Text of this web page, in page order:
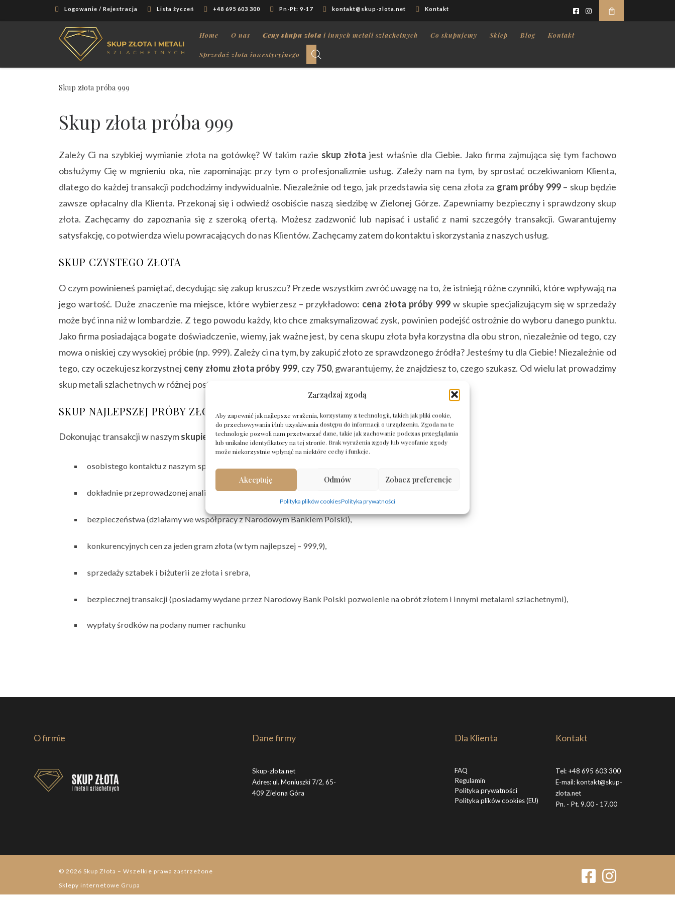
Zarządzaj zgodą
Aby zapewnić jak najlepsze wrażenia, korzystamy z technologii, takich jak pliki cookie,
do przechowywania i/lub uzyskiwania dostępu do informacji o urządzeniu. Zgoda na te
technologie pozwoli nam przetwarzać dane, takie jak zachowanie podczas przeglądania
lub unikalne identyfikatory na tej stronie. Brak wyrażenia zgody lub wycofanie zgody
może niekorzystnie wpłynąć na niektóre cechy i funkcje.
Akceptuję Odmów Zobacz preferencje
Polityka plików cookiesPolityka prywatności
Skip to content
Logowanie / Rejestracja Lista życzeń +48 695 603 300 Pn-Pt: 9-17 kontakt@skup-zlota.net Kontakt
Home O nas Ceny skupu złota i innych metali szlachetnych Co skupujemy Sklep Blog Kontakt
Sprzedaż złota inwestycyjnego
Skup złota próba 999
Skup złota próba 999
Zależy Ci na szybkiej wymianie złota na gotówkę? W takim razie skup złota jest właśnie dla Ciebie. Jako firma zajmująca się tym fachowo
obsłużymy Cię w mgnieniu oka, nie zapominając przy tym o profesjonalizmie usług. Zależy nam na tym, by sprostać oczekiwaniom Klienta,
dlatego do każdej transakcji podchodzimy indywidualnie. Niezależnie od tego, jak przedstawia się cena złota za gram próby 999 – skup będzie
zawsze opłacalny dla Klienta. Przekonaj się i odwiedź osobiście naszą siedzibę w Zielonej Górze. Zapewniamy bezpieczny i sprawdzony skup
złota. Zachęcamy do zapoznania się z szeroką ofertą. Możesz zadzwonić lub napisać i ustalić z nami szczegóły transakcji. Gwarantujemy
satysfakcję, co potwierdza wielu powracających do nas Klientów. Zachęcamy zatem do kontaktu i skorzystania z naszych usług.
SKUP CZYSTEGO ZŁOTA
O czym powinieneś pamiętać, decydując się zakup kruszcu? Przede wszystkim zwróć uwagę na to, że istnieją różne czynniki, które wpływają na
jego wartość. Duże znaczenie ma miejsce, które wybierzesz – przykładowo: cena złota próby 999 w skupie specjalizującym się w sprzedaży
może być inna niż w lombardzie. Z tego powodu każdy, kto chce zmaksymalizować zysk, powinien podejść ostrożnie do wyboru danego punktu.
Jako firma posiadająca bogate doświadczenie, wiemy, jak ważne jest, by cena skupu złota była korzystna dla obu stron, niezależnie od tego, czy
mowa o niskiej czy wysokiej próbie (np. 999). Zależy ci na tym, by zakupić złoto ze sprawdzonego źródła? Jesteśmy tu dla Ciebie! Niezależnie od
tego, czy oczekujesz korzystnej ceny złomu złota próby 999, czy 750, gwarantujemy, że znajdziesz to, czego szukasz. Od wielu lat prowadzimy
skup metali szlachetnych w różnej postaci.
SKUP NAJLEPSZEJ PRÓBY ZŁOTA
Dokonując transakcji w naszymskupie , masz gwarancję:
osobistego kontaktu z naszym specjalistą,
dokładnie przeprowadzonej analizy sztabki,
bezpieczeństwa (działamy we współpracy z Narodowym Bankiem Polski),
konkurencyjnych cen za jeden gram złota (w tym najlepszej – 999,9),
sprzedaży sztabek i biżuterii ze złota i srebra,
bezpiecznej transakcji (posiadamy wydane przez Narodowy Bank Polski pozwolenie na obrót złotem i innymi metalami szlachetnymi),
wypłaty środków na podany numer rachunku
O firmie Dane firmy
Skup-zlota.net
Adres: ul. Moniuszki 7/2, 65-
409 Zielona Góra
Dla Klienta
FAQ
Regulamin
Polityka prywatności
Polityka plików cookies (EU)
Kontakt
Tel: +48 695 603 300
E-mail:kontakt@skup-
zlota.net
Pn. - Pt. 9.00 - 17.00
© 2026 Skup Złota – Wszelkie prawa zastrzeżone
Sklepy internetowe Grupa